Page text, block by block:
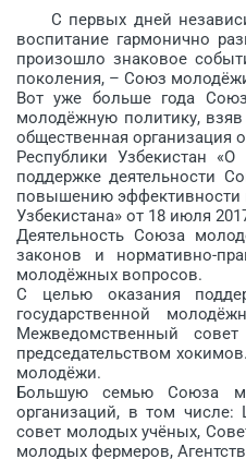
С первых дней
воспитание гармонично
произошло знаковое
поколения, – Союз
Вот уже больше года Союз
молодёжную политику,
общественная организация
Республики Узбекистан
поддержке деятельности
повышению эффективности
Узбекистана» от 18 июля
Деятельность Союза
законов и нормативно-
молодёжных вопросов.
С целью оказания
государственной
Межведомственный
председательством
молодёжи.
Большую семью Союза
организаций, в том
совет молодых учёных,
молодых фермеров,